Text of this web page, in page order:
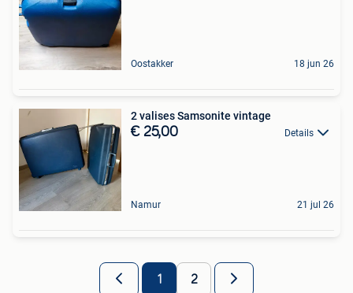
Oostakker 18 jun 26
2 valises Samsonite vintage
€ 25,00 Details
Namur 21 jul 26
1 2